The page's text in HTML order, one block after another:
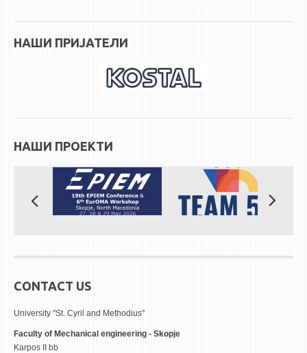
НАШИ ПРИЈАТЕЛИ
НАШИ ПРОЕКТИ
CONTACT US
University "St. Cyril and Methodius"
Faculty of Mechanical engineering - Skopje
Karpos II bb